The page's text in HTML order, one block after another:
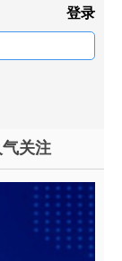
登录
气关注